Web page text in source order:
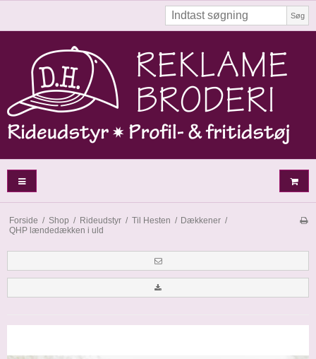
Søg
Forside / Shop / Rideudstyr / Til Hesten / Dækkener /
QHP lændedækken i uld